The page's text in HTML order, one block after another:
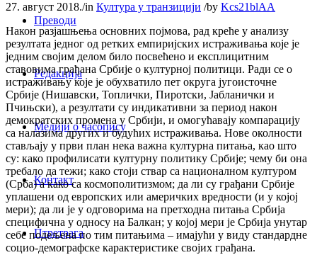
Преводи
Редакција
Медији о часопису
Контакт
Птретрага
27. август 2018./in Култура у транзицији /by Kcs21blAA
Након разјашњења основних појмова, рад креће у анализу
резултата једног од ретких емпиријских истраживања које је
једним својим делом било посвећено и експлицитним
ставовима грађана Србије о културној политици. Ради се о
истраживању које је обухватило пет округа југоисточне
Србије (Нишавски, Топлички, Пиротски, Јабланички и
Пчињски), а резултати су индикативни за период након
демократских промена у Србији, и омогућавају компарацију
са налазима других и будућих истраживања. Нове околности
стављају у први план нека важна културна питања, као што
су: како профилисати културну политику Србије; чему би она
требало да тежи; како стоји ствар са националном културом
(Срба) а како са космополитизмом; да ли су грађани Србије
уплашени од европских или америчких вредности (и у којој
мери); да ли је у одговорима на претходна питања Србија
специфична у односу на Балкан; у којој мери је Србија унутар
себе подељена по тим питањима – имајући у виду стандардне
социо-демографске карактеристике својих грађана.